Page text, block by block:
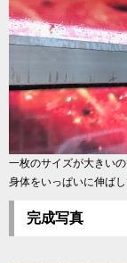
一枚のサイズが大きい
身体をいっぱいに伸ば
完成写真